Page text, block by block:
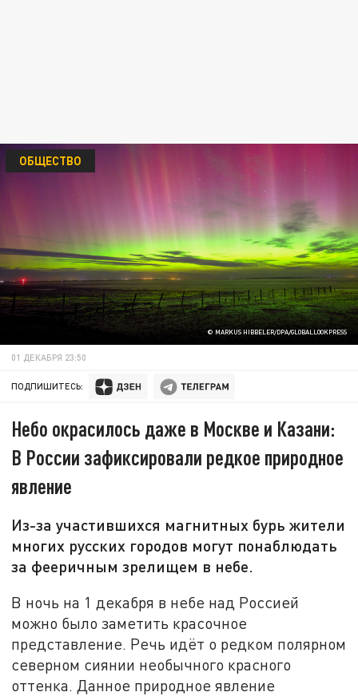
© MARKUS HIBBELER/DPA/GLOBALLOOKPRESS
ОБЩЕСТВО
01 ДЕКАБРЯ 23:50
ПОДПИШИТЕСЬ:
Небо окрасилось даже в Москве и Казани:
В России зафиксировали редкое природное
явление
Из-за участившихся магнитных бурь жители
многих русских городов могут понаблюдать
за фееричным зрелищем в небе.
В ночь на 1 декабря в небе над Россией
можно было заметить красочное
представление. Речь идёт о редком полярном
северном сиянии необычного красного
оттенка. Данное природное явление